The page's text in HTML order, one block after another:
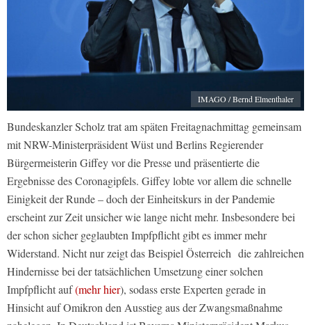
IMAGO / Bernd Elmenthaler
Bundeskanzler Scholz trat am späten Freitagnachmittag gemeinsam
mit NRW-Ministerpräsident Wüst und Berlins Regierender
Bürgermeisterin Giffey vor die Presse und präsentierte die
Ergebnisse des Coronagipfels. Giffey lobte vor allem die schnelle
Einigkeit der Runde – doch der Einheitskurs in der Pandemie
erscheint zur Zeit unsicher wie lange nicht mehr. Insbesondere bei
der schon sicher geglaubten Impfpflicht gibt es immer mehr
Widerstand. Nicht nur zeigt das Beispiel Österreich die zahlreichen
Hindernisse bei der tatsächlichen Umsetzung einer solchen
Impfpflicht auf(mehr hier), sodass erste Experten gerade in
Hinsicht auf Omikron den Ausstieg aus der Zwangsmaßnahme